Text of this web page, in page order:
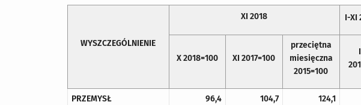
WYSZCZEGÓLNIENIE
XI 2018 I-XI
X 2018=100 XI 2017=100
przeciętna
miesięczna
2015=100
PRZEMYSŁ 96,4 104,7 124,1